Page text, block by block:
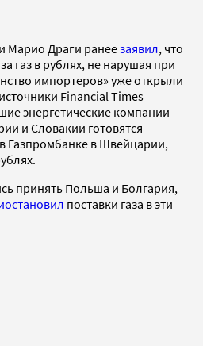
Марио Драги ранеезаявил, что
газ в рублях, не нарушая при
импортеров» уже открыли
Financial Times
энергетические компании
и Словакии готовятся
Газпромбанке в Швейцарии,
принять Польша и Болгария,
поставки газа в эти